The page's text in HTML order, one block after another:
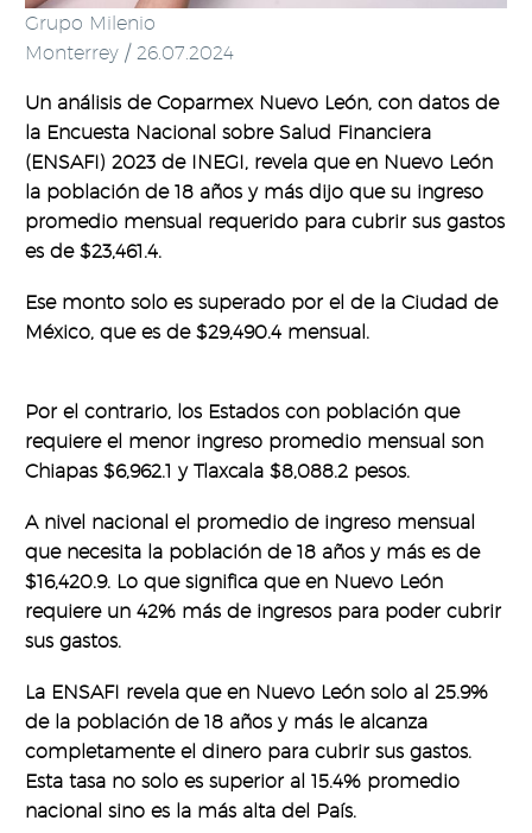
Grupo Milenio
Monterrey / 26.07.2024
Un análisis de Coparmex Nuevo León, con datos de
la Encuesta Nacional sobre Salud Financiera
(ENSAFI) 2023 de INEGI, revela que en Nuevo León
la población de 18 años y más dijo que su ingreso
promedio mensual requerido para cubrir sus gastos
es de $23,461.4.
Ese monto solo es superado por el de la Ciudad de
México, que es de $29,490.4 mensual.
Por el contrario, los Estados con población que
requiere el menor ingreso promedio mensual son
Chiapas $6,962.1 y Tlaxcala $8,088.2 pesos.
A nivel nacional el promedio de ingreso mensual
que necesita la población de 18 años y más es de
$16,420.9. Lo que significa que en Nuevo León
requiere un 42% más de ingresos para poder cubrir
sus gastos.
La ENSAFI revela que en Nuevo León solo al 25.9%
de la población de 18 años y más le alcanza
completamente el dinero para cubrir sus gastos.
Esta tasa no solo es superior al 15.4% promedio
nacional sino es la más alta del País.